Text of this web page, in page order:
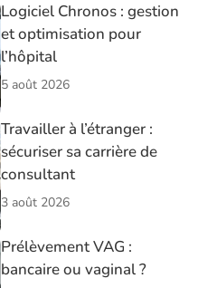
Logiciel Chronos : gestion
et optimisation pour
l’hôpital
5 août 2026
Travailler à l’étranger :
sécuriser sa carrière de
consultant
3 août 2026
Prélèvement VAG :
bancaire ou vaginal ?